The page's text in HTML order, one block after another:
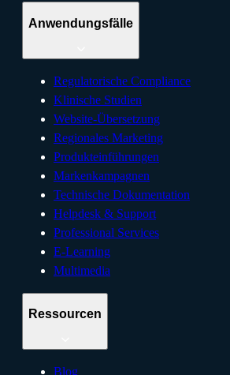
Anwendungsfälle
Regulatorische Compliance
Klinische Studien
Website-Übersetzung
Regionales Marketing
Produkteinführungen
Markenkampagnen
Technische Dokumentation
Helpdesk & Support
Professional Services
E-Learning
Multimedia
Ressourcen
Blog